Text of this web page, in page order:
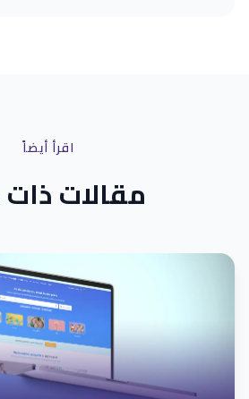
اقرأ أيضاً
مقالات